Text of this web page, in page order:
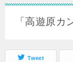
「高遊原
Tweet